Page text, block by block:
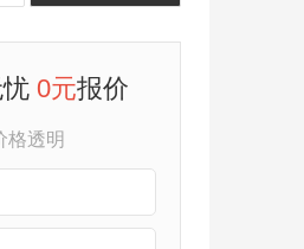
忧0元报价
格透明